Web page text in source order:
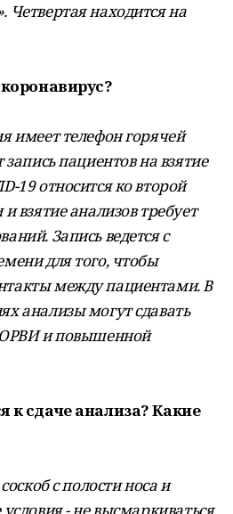
находится на
имеет телефон горячей
пациентов на взятие
19 относится ко второй
взятие анализов требует
Запись ведется с
для того, чтобы
между пациентами. В
анализы могут сдавать
и повышенной
к сдаче анализа? Какие
с полости носа и